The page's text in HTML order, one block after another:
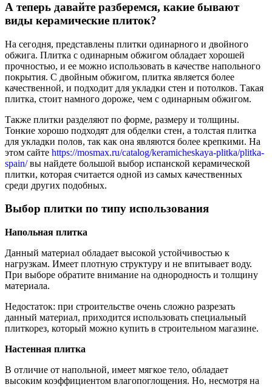
А теперь давайте разберемся, какие бывают
виды керамические плиток?
На сегодня, представлены плитки одинарного и двойного
обжига. Плитка с одинарным обжигом обладает хорошей
прочностью, и ее можно использовать в качестве напольного
покрытия. С двойным обжигом, плитка является более
качественной, и подходит для укладки стен и потолков. Такая
плитка, стоит намного дороже, чем с одинарным обжигом.
Также плитки разделяют по форме, размеру и толщины.
Тонкие хорошо подходят для обделки стен, а толстая плитка
для укладки полов, так как она являются более крепкими. На
этом сайте https://mosmax.ru/catalog/keramicheskaya-plitka/plitka-
spain/вы найдете большой выбор испанской керамической
плитки, которая считается одной из самых качественных
среди других подобных.
Выбор плитки по типу использования
Напольная плитка
Данный материал обладает высокой устойчивостью к
нагрузкам. Имеет плотную структуру и не впитывает воду.
При выборе обратите внимание на однородность и толщину
материала.
Недостаток: при строительстве очень сложно разрезать
данный материал, приходится использовать специальный
плиткорез, который можно купить в строительном магазине.
Настенная плитка
В отличие от напольной, имеет мягкое тело, обладает
высоким коэффициентом влагопоглощения. Но, несмотря на